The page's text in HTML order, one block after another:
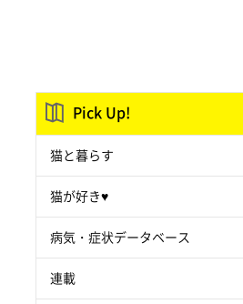
Pick Up!
猫と暮らす
猫が好き♥
病気・症状データベース
連載